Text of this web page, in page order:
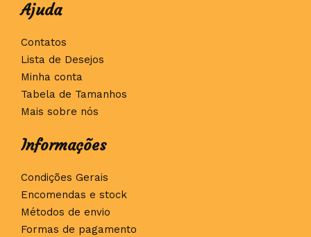
Ajuda
Contatos
Lista de Desejos
Minha conta
Tabela de Tamanhos
Mais sobre nós
Informações
Condições Gerais
Encomendas e stock
Métodos de envio
Formas de pagamento